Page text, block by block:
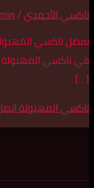
تاكسي الأحمدي/
بفضل تاكسي
في تاكسي المهبولة
[…]
تاكسي المهبولة اتصل بنا